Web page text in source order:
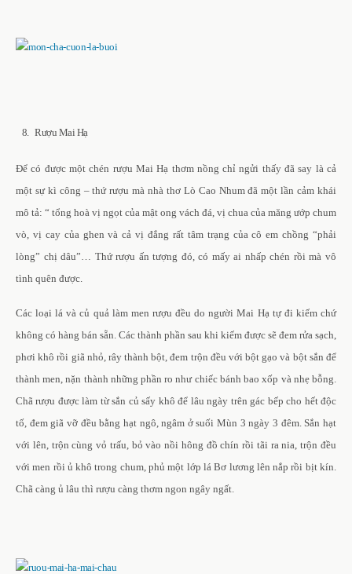
8. Rượu Mai Hạ
Để có được một chén rượu Mai Hạ thơm nồng chỉ ngửi thấy đã say là cả
một sự kì công – thứ rượu mà nhà thơ Lò Cao Nhum đã một lần cảm khái
mô tả: “ tổng hoà vị ngọt của mật ong vách đá, vị chua của măng ướp chum
vò, vị cay của ghen và cả vị đắng rất tâm trạng của cô em chồng “phải
lòng” chị dâu”… Thứ rượu ấn tượng đó, có mấy ai nhấp chén rồi mà vô
tình quên được.
Các loại lá và củ quả làm men rượu đều do người Mai Hạ tự đi kiếm chứ
không có hàng bán sẵn. Các thành phần sau khi kiếm được sẽ đem rửa sạch,
phơi khô rồi giã nhỏ, rây thành bột, đem trộn đều với bột gạo và bột sắn để
thành men, nặn thành những phần ro như chiếc bánh bao xốp và nhẹ bỗng.
Chã rượu được làm từ sắn củ sấy khô để lâu ngày trên gác bếp cho hết độc
tố, đem giã vỡ đều bằng hạt ngô, ngâm ở suối Mùn 3 ngày 3 đêm. Sắn hạt
với lên, trộn cùng vỏ trấu, bỏ vào nồi hông đồ chín rồi tãi ra nia, trộn đều
với men rồi ủ khô trong chum, phủ một lớp lá Bơ lương lên nắp rồi bịt kín.
Chã càng ủ lâu thì rượu càng thơm ngon ngây ngất.